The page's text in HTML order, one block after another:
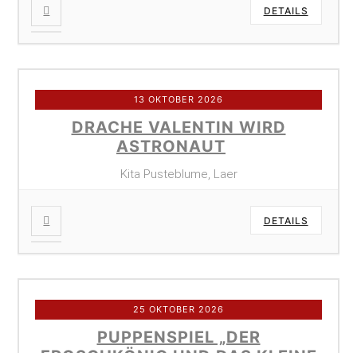
DETAILS
13 OKTOBER 2026
DRACHE VALENTIN WIRD
ASTRONAUT
Kita Pusteblume, Laer
DETAILS
25 OKTOBER 2026
PUPPENSPIEL „DER